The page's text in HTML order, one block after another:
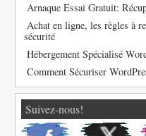
Arnaque Essai Gratuit:
Achat en ligne, les règles à
sécurité
Hébergement Spécialisé
Comment Sécuriser
Suivez-nous!